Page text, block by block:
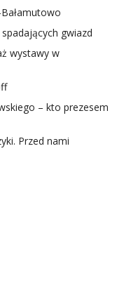
gwiazd
wystawy w
– kto prezesem
Przed nami